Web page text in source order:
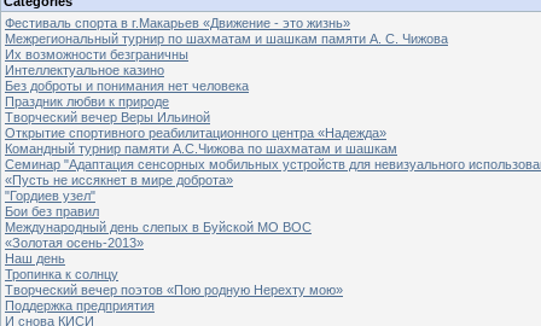
Фестиваль спорта в г.Макарьев «Движение - это жизнь»
Межрегиональный турнир по шахматам и шашкам памяти А. С. Чижова
Их возможности безграничны
Интеллектуальное казино
Без доброты и понимания нет человека
Праздник любви к природе
Творческий вечер Веры Ильиной
Открытие спортивного реабилитационного центра «Надежда»
Командный турнир памяти А.С.Чижова по шахматам и шашкам
Семинар "Адаптация сенсорных мобильных устройств для невизуального
«Пусть не иссякнет в мире доброта»
"Гордиев узел"
Бои без правил
Международный день слепых в Буйской МО ВОС
«Золотая осень-2013»
Наш день
Тропинка к солнцу
Творческий вечер поэтов «Пою родную Нерехту мою»
Поддержка предприятия
И снова КИСИ